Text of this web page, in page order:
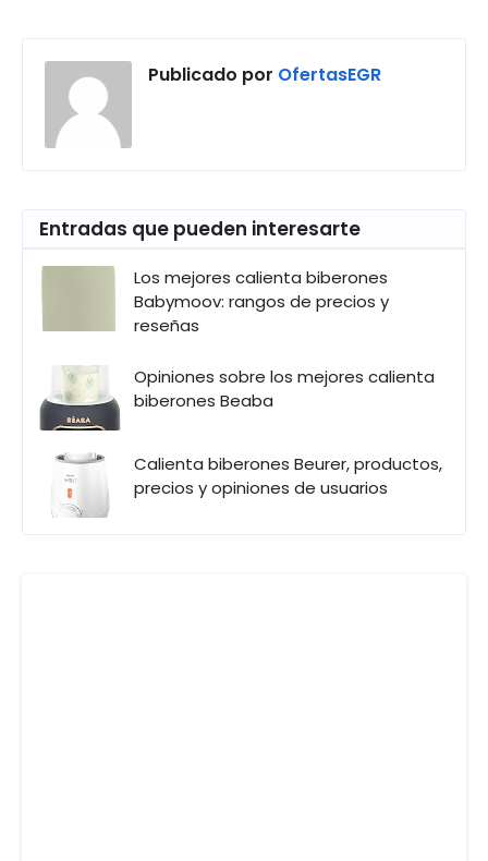
Publicado por OfertasEGR
Entradas que pueden interesarte
Los mejores calienta biberones
Babymoov: rangos de precios y
reseñas
Opiniones sobre los mejores calienta
biberones Beaba
Calienta biberones Beurer, productos,
precios y opiniones de usuarios